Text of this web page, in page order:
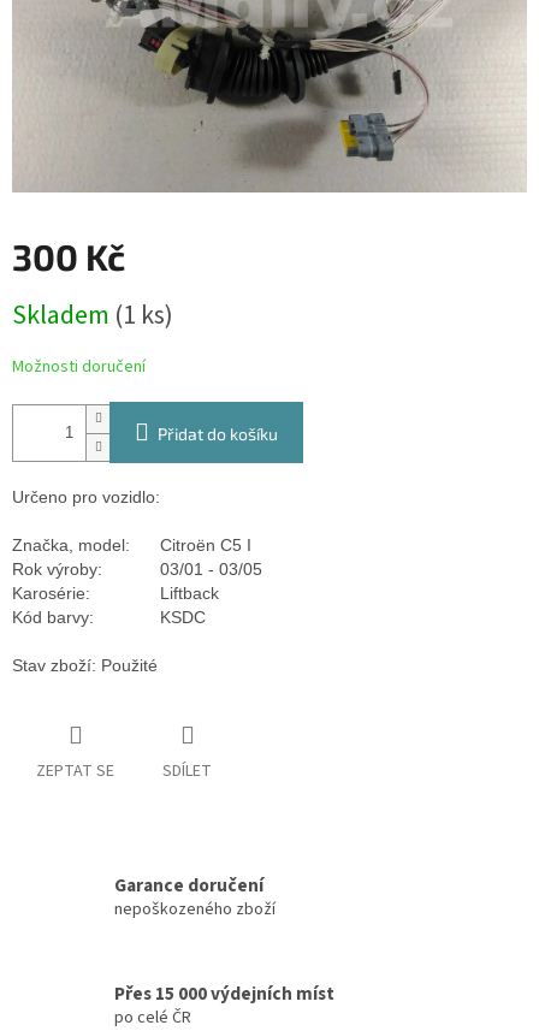
300 Kč
cena:
Skladem (1 ks)
Možnosti doručení
Přidat do košíku
Určeno pro vozidlo:
Značka, model:
Citroën C5 I
Rok výroby:
03/01 - 03/05
Karosérie:
Liftback
Kód barvy:
KSDC
Stav zboží: Použité
ZEPTAT SE SDÍLET
Garance doručení
nepoškozeného zboží
Přes 15 000 výdejních míst
po celé ČR